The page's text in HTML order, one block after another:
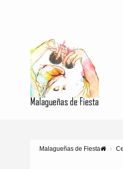
Malagueñas de Fiesta